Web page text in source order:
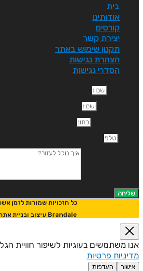
בית
אודותינו
קורסים
יצירת קשר
תקנון שימוש באתר
הצהרת נגישות
הסדרי נגישות
שליחה
כל הזכויות שמורות לזמן
Brandale עיצוב ובניית אתרים
משתמשים בעוגיות לשיפור חוויית
פרטיות
אישור העדפות